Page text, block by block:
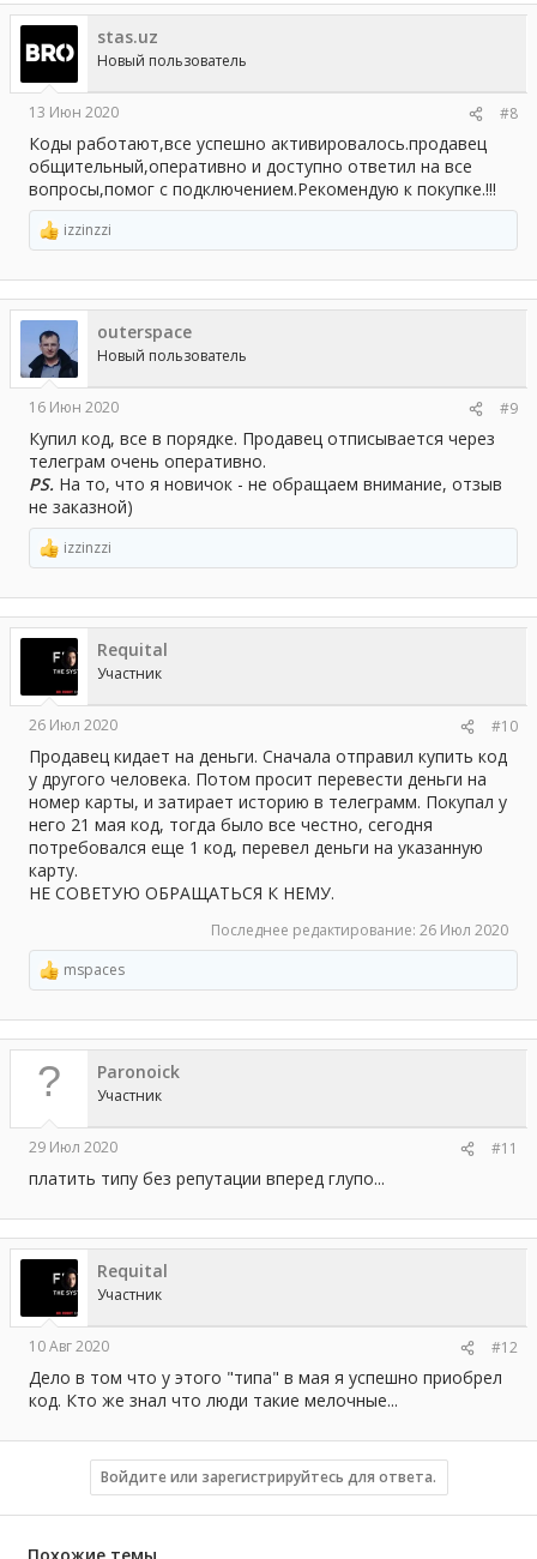
stas.uz
Новый пользователь
13 Июн 2020 #8
Коды работают,все успешно активировалось.продавец
общительный,оперативно и доступно ответил на все
вопросы,помог с подключением.Рекомендую к покупке.!!!
Р
е
а
к
ц
и
и
:
izzinzzi
outerspace
Новый пользователь
16 Июн 2020 #9
Купил код, все в порядке. Продавец отписывается через
телеграм очень оперативно.
PS. На то, что я новичок - не обращаем внимание, отзыв
не заказной)
Р
е
а
к
ц
izzinzzi
Requital
Участник
26 Июл 2020 #10
Продавец кидает на деньги. Сначала отправил купить код
у другого человека. Потом просит перевести деньги на
номер карты, и затирает историю в телеграмм. Покупал у
него 21 мая код, тогда было все честно, сегодня
потребовался еще 1 код, перевел деньги на указанную
карту.
НЕ СОВЕТУЮ ОБРАЩАТЬСЯ К НЕМУ.
Последнее редактирование: 26 Июл 2020
Р
е
а
к
ц
и
и
mspaces
Paronoick
Участник
29 Июл 2020 #11
платить типу без репутации вперед глупо...
Requital
Участник
10 Авг 2020 #12
Дело в том что у этого "типа" в мая я успешно приобрел
код. Кто же знал что люди такие мелочные...
Войдите или зарегистрируйтесь для ответа.
Похожие темы